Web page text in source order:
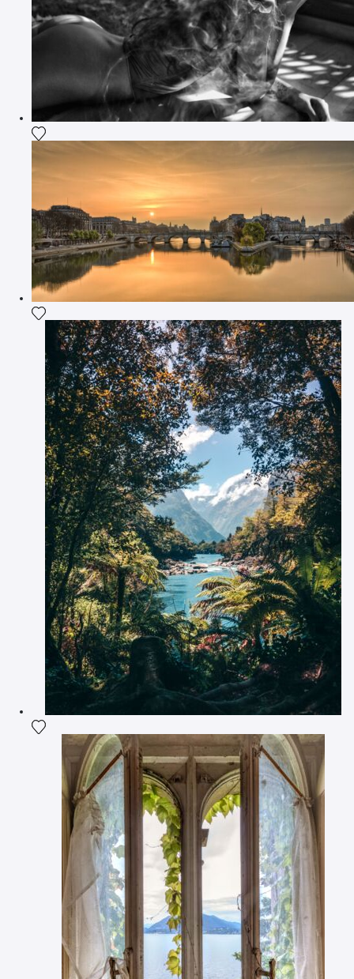
Ajouter la photographie à ma wishlist
Ajouter la photographie à ma wishlist
Ajouter la photographie à ma wishlist